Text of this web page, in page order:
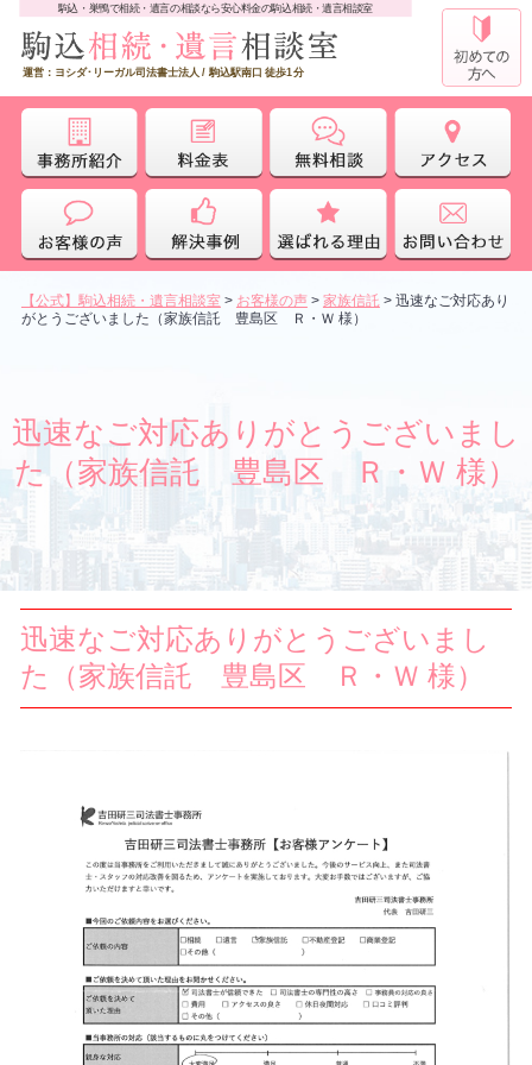
駒込・巣鴨で相続・遺言の相談なら安心料金の駒込相続・遺言相談室
運営：ヨシダ･リーガル司法書士法人 / 駒込駅南口 徒歩1分
【公式】駒込相続・遺言相談室 > お客様の声> 家族信託> 迅速なご対応あり
がとうございました（家族信託 豊島区 Ｒ・Ｗ 様）
迅速なご対応ありがとうございまし
た（家族信託 豊島区 Ｒ・Ｗ 様）
迅速なご対応ありがとうございまし
た（家族信託 豊島区 Ｒ・Ｗ 様）